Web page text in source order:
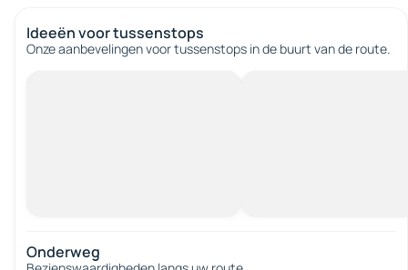
Ideeën voor tussenstops
Onze aanbevelingen voor tussenstops in de buurt van de route.
Onderweg